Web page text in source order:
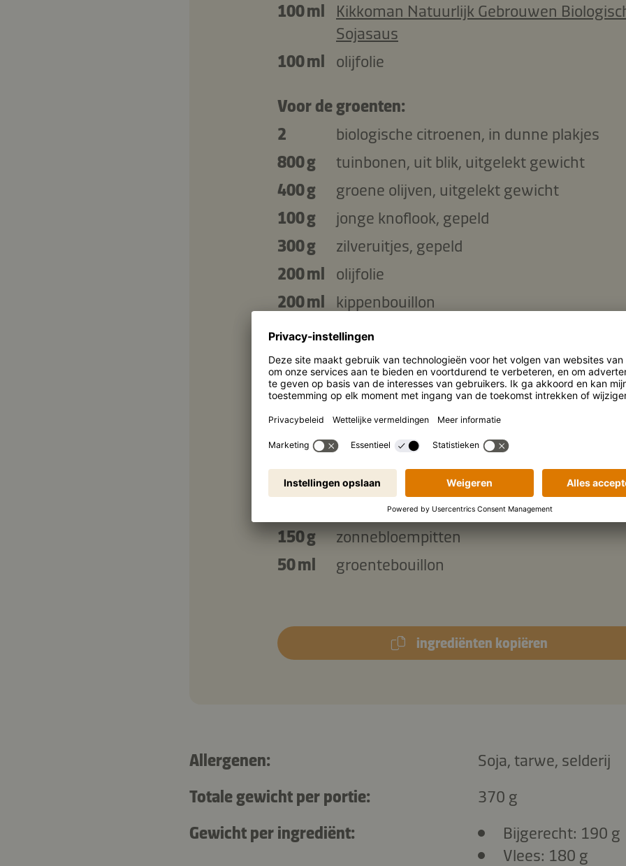
100 ml
Kikkoman Natuurlijk Gebrouwen
Sojasaus
100 ml
olijfolie
Voor de groenten:
2
biologische citroenen, in dunne plakjes
800 g
tuinbonen, uit blik, uitgelekt gewicht
400 g
groene olijven, uitgelekt gewicht
100 g
jonge knoflook, gepeld
300 g
zilveruitjes, gepeld
200 ml
olijfolie
200 ml
kippenbouillon
100 ml Kikkoman Natuurlijk Gebrouwen
Sojasaus
2
takjes bonenkruid, blaadjes geplukt
Versgemalen peper
Voor de boerenkool:
50 ml
olijfolie
zwarte boerenkool, schoongemaakt
150 g
zonnebloempitten
50 ml
groentebouillon
ingrediënten kopiëren
Allergenen:
Soja, tarwe, selderij
Totale gewicht per portie:
370 g
Gewicht per ingrediënt:
Bijgerecht: 190 g
Vlees: 180 g